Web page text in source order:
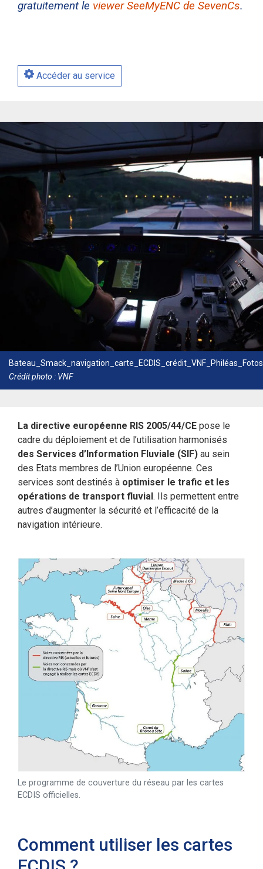
gratuitement le viewer SeeMyENC de SevenCs.
Accéder au service
Crédit photo : VNF
La directive européenne RIS 2005/44/CE pose le
cadre du déploiement et de l’utilisation harmonisés
des Services d’Information Fluviale (SIF) au sein
des Etats membres de l’Union européenne. Ces
services sont destinés à optimiser le trafic et les
opérations de transport fluvial. Ils permettent entre
autres d’augmenter la sécurité et l’efficacité de la
navigation intérieure.
Le programme de couverture du réseau par les cartes
ECDIS officielles.
Comment utiliser les cartes